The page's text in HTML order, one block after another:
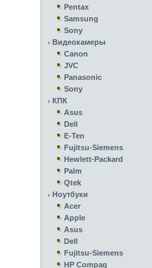
Pentax
Samsung
Sony
Видеокамеры
Canon
JVC
Panasonic
Sony
КПК
Asus
Dell
E-Ten
Fujitsu-Siemens
Hewlett-Packard
Palm
Qtek
Ноутбуки
Acer
Apple
Asus
Dell
Fujitsu-Siemens
HP Compaq